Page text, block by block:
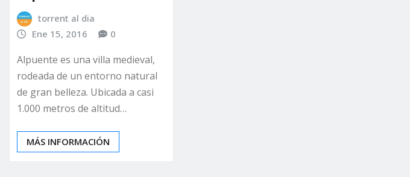
torrent al dia
Ene 15, 2016
0
Alpuente es una villa medieval,
rodeada de un entorno natural
de gran belleza. Ubicada a casi
1.000 metros de altitud…
MÁS INFORMACIÓN